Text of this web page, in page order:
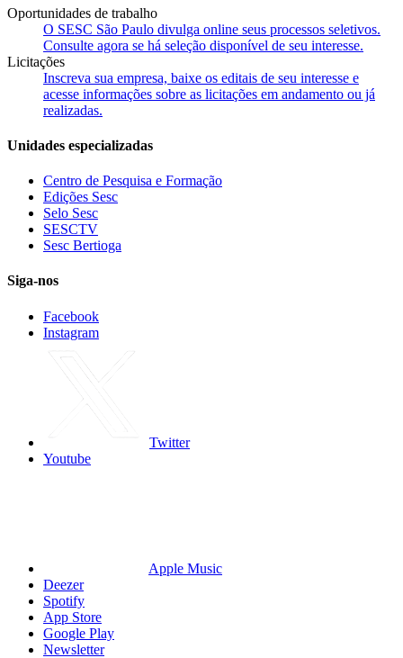
Oportunidades de trabalho
O SESC São Paulo divulga online seus processos seletivos.
Consulte agora se há seleção disponível de seu interesse.
Licitações
Inscreva sua empresa, baixe os editais de seu interesse e
acesse informações sobre as licitações em andamento ou já
realizadas.
Unidades especializadas
Centro de Pesquisa e Formação
Edições Sesc
Selo Sesc
SESCTV
Sesc Bertioga
Siga-nos
Facebook
Instagram
Twitter
Youtube
Apple Music
Deezer
Spotify
App Store
Google Play
Newsletter